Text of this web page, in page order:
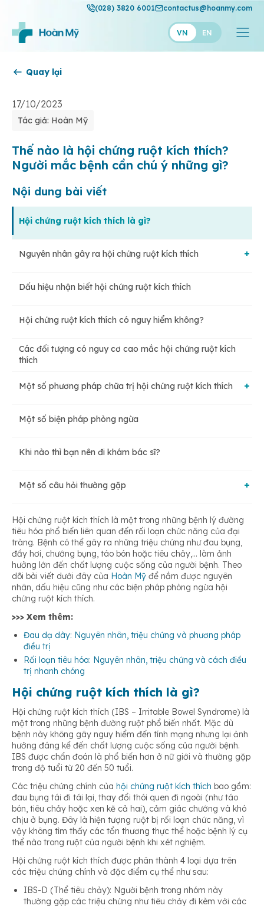
(028) 3820 6001 contactus@hoanmy.com
VN EN
Thuận Mỹ
Quay lại
17/10/2023
Tác giả: Hoàn Mỹ
Thế nào là hội chứng ruột kích thích?
Người mắc bệnh cần chú ý những gì?
Nội dung bài viết
Hội chứng ruột kích thích là gì?
Nguyên nhân gây ra hội chứng ruột kích thích
Do căng thẳng kéo dài
Dấu hiệu nhận biết hội chứng ruột kích thích
Hội chứng ruột kích thích có nguy hiểm không?
Các đối tượng có nguy cơ cao mắc hội chứng ruột kích
thích
Một số phương pháp chữa trị hội chứng ruột kích thích
Sử dụng thuốc
Một số biện pháp phòng ngừa
Khi nào thì bạn nên đi khám bác sĩ?
Một số câu hỏi thường gặp
Cách chữa hội chứng ruột kích thích tại nhà
Viêm dạ dày và hội chứng ruột kích thích khác nhau như thế
nào?
Hội chứng ruột kích thích là một trong những bệnh lý đường
tiêu hóa phổ biến liên quan đến rối loạn chức năng của đại
tràng. Bệnh có thể gây ra những triệu chứng như đau bụng,
đầy hơi, chướng bụng, táo bón hoặc tiêu chảy,… làm ảnh
hưởng lớn đến chất lượng cuộc sống của người bệnh. Theo
dõi bài viết dưới đây của Hoàn Mỹ để nắm được nguyên
nhân, dấu hiệu cũng như các biện pháp phòng ngừa hội
chứng ruột kích thích.
>>> Xem thêm:
Đau dạ dày: Nguyên nhân, triệu chứng và phương pháp
điều trị
Rối loạn tiêu hóa: Nguyên nhân, triệu chứng và cách điều
trị nhanh chóng
Hội chứng ruột kích thích là gì?
Hội chứng ruột kích thích (IBS – Irritable Bowel Syndrome) là
một trong những bệnh đường ruột phổ biến nhất. Mặc dù
bệnh này không gây nguy hiểm đến tính mạng nhưng lại ảnh
hưởng đáng kể đến chất lượng cuộc sống của người bệnh.
IBS được chẩn đoán là phổ biến hơn ở nữ giới và thường gặp
trong độ tuổi từ 20 đến 50 tuổi.
Các triệu chứng chính của hội chứng ruột kích thích bao gồm:
đau bụng tái đi tái lại, thay đổi thói quen đi ngoài (như táo
bón, tiêu chảy hoặc xen kẽ cả hai), cảm giác chướng và khó
chịu ở bụng. Đây là hiện tượng ruột bị rối loạn chức năng, vì
vậy không tìm thấy các tổn thương thực thể hoặc bệnh lý cụ
thể nào trong ruột của người bệnh khi xét nghiệm.
Hội chứng ruột kích thích được phân thành 4 loại dựa trên
các triệu chứng chính và đặc điểm cụ thể như sau:
IBS-D (Thể tiêu chảy): Người bệnh trong nhóm này
thường gặp các triệu chứng như tiêu chảy đi kèm với các